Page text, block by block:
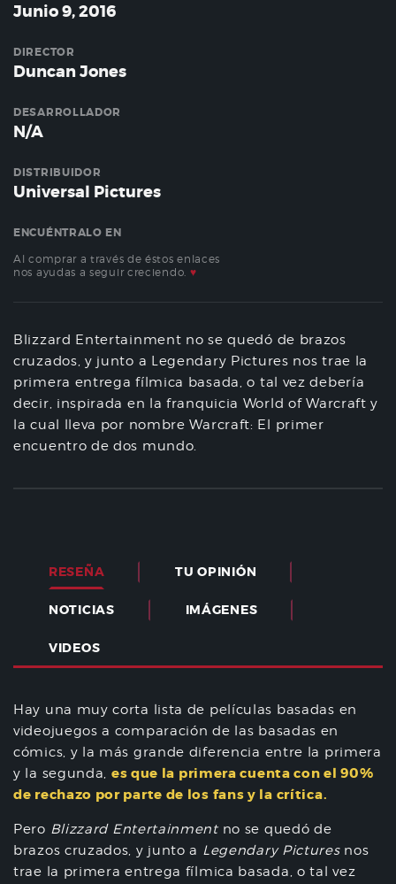
Junio 9, 2016
DIRECTOR
Duncan Jones
DESARROLLADOR
N/A
DISTRIBUIDOR
Universal Pictures
ENCUÉNTRALO EN
Al comprar a través de éstos enlaces
nos ayudas a seguir creciendo. ♥
Blizzard Entertainment no se quedó de brazos
cruzados, y junto a Legendary Pictures nos trae la
primera entrega fílmica basada, o tal vez debería
decir, inspirada en la franquicia World of Warcraft y
la cual lleva por nombre Warcraft: El primer
encuentro de dos mundo.
RESEÑA TU OPINIÓN
NOTICIAS IMÁGENES
VIDEOS
Hay una muy corta lista de películas basadas en
videojuegos a comparación de las basadas en
cómics, y la más grande diferencia entre la primera
y la segunda, es que la primera cuenta con el 90%
de rechazo por parte de los fans y la crítica.
Pero Blizzard Entertainmentno se quedó de
brazos cruzados, y junto a Legendary Picturesnos
trae la primera entrega fílmica basada, o tal vez